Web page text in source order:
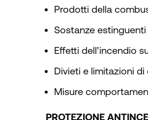
Prodotti della
Sostanze
Effetti dell’incendio
Divieti e limitazioni di
Misure
PROTEZIONE